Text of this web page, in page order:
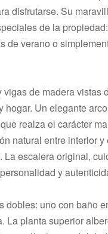
disfrutarse. Su
de la
de verano o
de madera vistas
Un elegante
realza el carácter
natural entre interior
escalera original,
y
uno con baño
La planta superior